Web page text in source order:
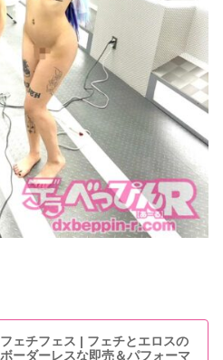
フェチフェス | フェチとエロスの
ボーダーレスな即売＆パフォーマ